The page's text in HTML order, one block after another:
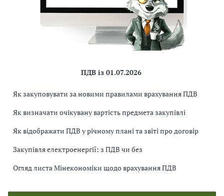
ПДВ із 01.07.2026
Як закуповувати за новими правилами врахування ПДВ
Як визначати очікувану вартість предмета закупівлі
Як відображати ПДВ у річному плані та звіті про договір
Закупівля електроенергії: з ПДВ чи без
Огляд листа Мінекономіки щодо врахування ПДВ